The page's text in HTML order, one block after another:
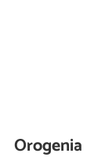
Orogenia